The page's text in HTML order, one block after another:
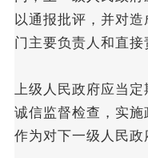
以通报批评，并对
门主要负责人和直接
上级人民政府应当
诚信监督检查，实
作为对下一级人民政